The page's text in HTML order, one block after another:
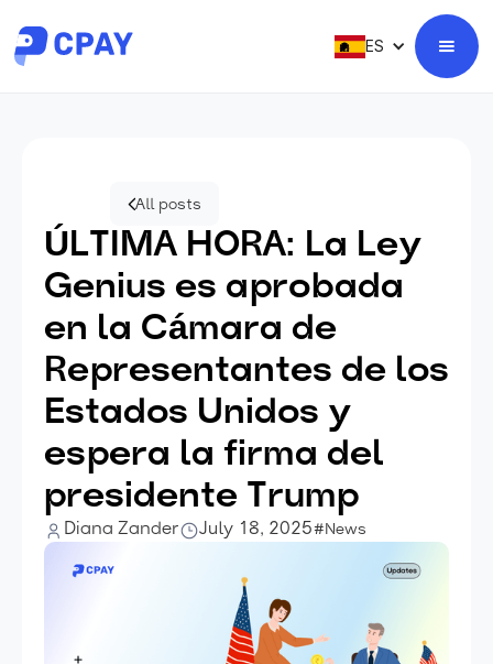
ES
All posts
ÚLTIMA HORA: La Ley
Genius es aprobada
en la Cámara de
Representantes de los
Estados Unidos y
espera la firma del
presidente Trump
Diana Zander July 18, 2025#News